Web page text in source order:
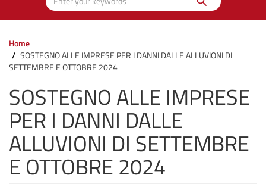
Enter your keywords
Home
SOSTEGNO ALLE IMPRESE PER I DANNI DALLE ALLUVIONI DI
SETTEMBRE E OTTOBRE 2024
SOSTEGNO ALLE IMPRESE
PER I DANNI DALLE
ALLUVIONI DI SETTEMBRE
E OTTOBRE 2024